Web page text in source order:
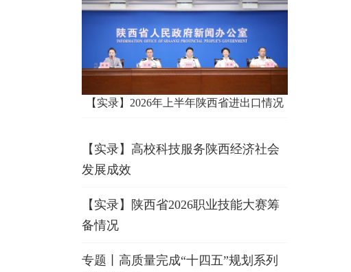
【实录】2026年上半年陕西省进出口情况
【实录】高校科技服务陕西经济社会
发展成效
【实录】陕西省2026职业技能大赛筹
备情况
专题丨高质量完成“十四五”规划系列